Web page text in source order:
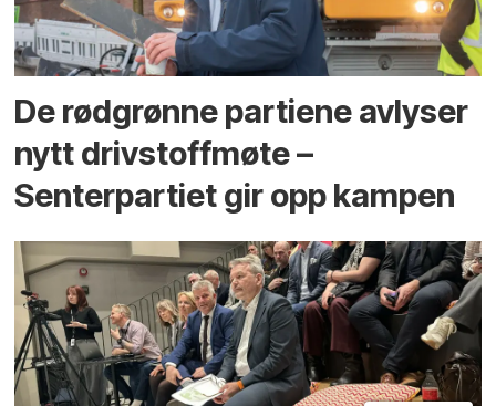
De rødgrønne partiene avlyser
nytt drivstoffmøte –
Senterpartiet gir opp kampen